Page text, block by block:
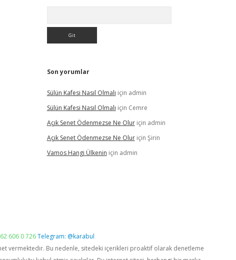
Son yorumlar
Sülün Kafesi Nasıl Olmalı için admin
Sülün Kafesi Nasıl Olmalı için Cemre
Açık Senet Ödenmezse Ne Oluriçin admin
Açık Senet Ödenmezse Ne Oluriçin Şirin
Vamos Hangi Ülkenin için admin
606 0 726Telegram: @karabul
vermektedir. Bu nedenle, sitedeki içerikleri proaktif olarak denetleme